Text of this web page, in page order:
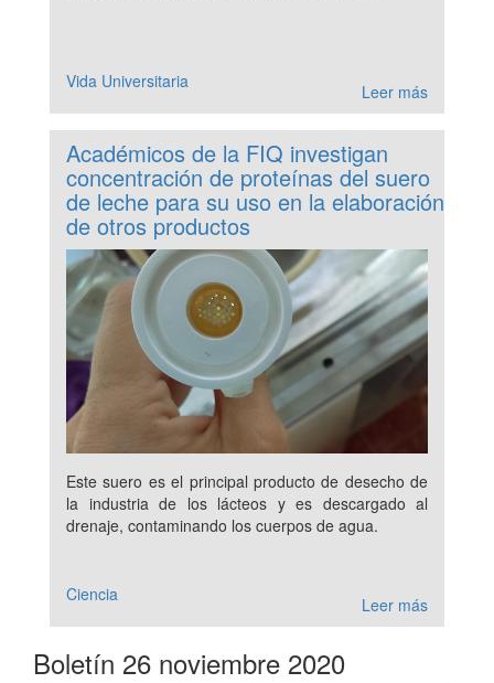
Vida Universitaria Leer más
Académicos de la FIQ investigan
concentración de proteínas del suero
de leche para su uso en la elaboración
de otros productos
Este suero es el principal producto de desecho de
la industria de los lácteos y es descargado al
drenaje, contaminando los cuerpos de agua.
Ciencia Leer más
Boletín 26 noviembre 2020